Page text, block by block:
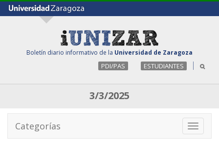
Boletín diario informativo de la Universidad de Zaragoza
PDI/PAS ESTUDIANTES
3/3/2025
Toggle
Categorías